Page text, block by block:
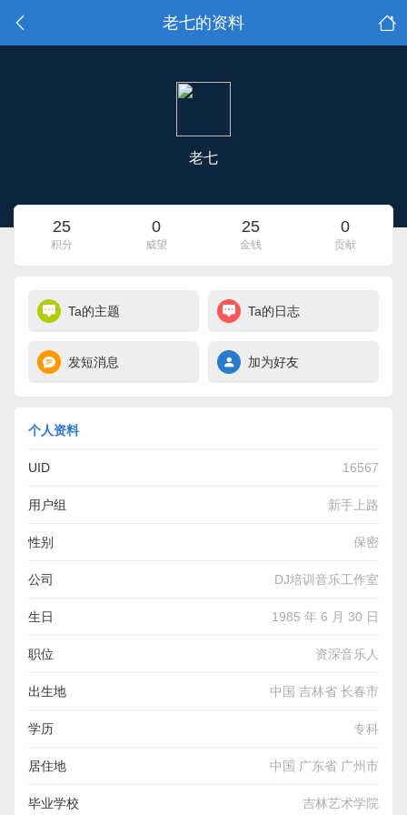
老七的资料
老七
25
积分
0
威望
25
金钱
0
贡献
Ta的主题 Ta的日志
发短消息 加为好友
个人资料
UID 16567
用户组 新手上路
性别 保密
公司 DJ培训音乐工作室
生日 1985 年 6 月 30 日
职位 资深音乐人
出生地 中国 吉林省 长春市
学历 专科
居住地 中国 广东省 广州市
毕业学校 吉林艺术学院